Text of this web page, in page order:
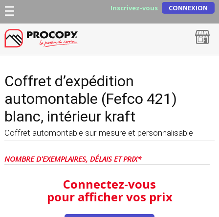
Inscrivez-vous CONNEXION
Coffret d’expédition
automontable (Fefco 421)
blanc, intérieur kraft
Coffret automontable sur-mesure et personnalisable
NOMBRE D'EXEMPLAIRES, DÉLAIS ET PRIX*
Connectez-vous
pour afficher vos prix